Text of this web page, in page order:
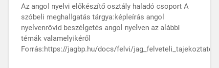
Az angol nyelvi előkészítő osztály haladó csoport A
szóbeli meghallgatás tárgya:képleírás angol
nyelvenrövid beszélgetés angol nyelven az alábbi
témák valamelyikéről
Forrás:https://jagbp.hu/docs/felvi/